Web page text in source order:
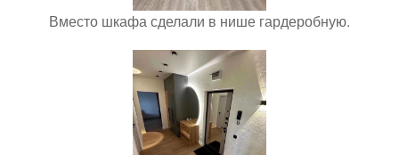
Вместо шкафа сделали в нише гардеробную.